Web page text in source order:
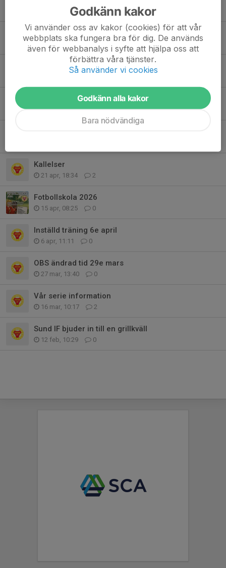
22 maj, 08:40 0
ang matcher 5manna samt 7manna
19 maj, 15:52 0
Inställd träning igen! 17 maj
Obs! Inställd träning 14 maj
14 maj, 08:51 0
Kallelser
21 apr, 18:34 2
Fotbollskola 2026
15 apr, 08:25 0
Inställd träning 6e april
6 apr, 11:11 0
OBS ändrad tid 29e mars
27 mar, 13:40 0
Vår serie information
16 mar, 10:17 2
Sund IF bjuder in till en grillkväll
12 feb, 10:29 0
Godkänn kakor
Vi använder oss av kakor (cookies) för att vår
webbplats ska fungera bra för dig. De används
även för webbanalys i syfte att hjälpa oss att
förbättra våra tjänster.
Så använder vi cookies
Godkänn alla kakor
Bara nödvändiga